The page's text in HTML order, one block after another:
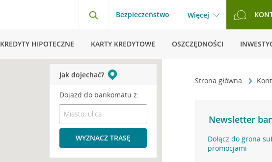
Bezpieczeństwo Więcej
KREDYTY HIPOTECZNE KARTY KREDYTOWE OSZCZĘDNOŚCI
Strona główna
Newsletter
Dołącz do grona
promocjami
Jak dojechać?
Dojazd do bankomatu z:
WYZNACZ TRASĘ